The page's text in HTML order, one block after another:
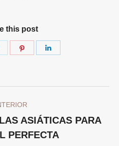
this post
Share
Share
Publicación
anterior:
ASIÁTICAS PARA
PERFECTA